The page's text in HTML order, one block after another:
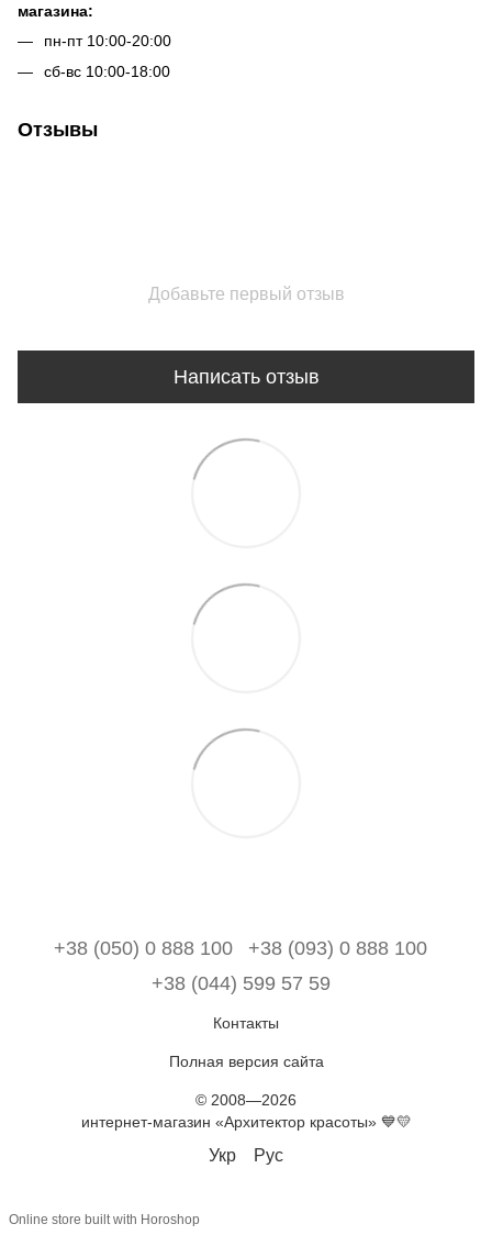
магазина:
пн-пт 10:00-20:00
сб-вс 10:00-18:00
Отзывы
Добавьте первый отзыв
Написать отзыв
+38 (050) 0 888 100
+38 (093) 0 888 100
+38 (044) 599 57 59
Контакты
Полная версия сайта
© 2008—2026
интернет-магазин «Архитектор красоты» 💙💛
Укр Рус
Online store built with Horoshop